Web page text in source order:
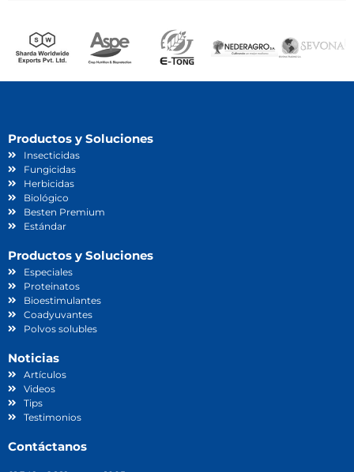
Productos y Soluciones
Insecticidas
Fungicidas
Herbicidas
Biológico
Besten Premium
Estándar
Productos y Soluciones
Especiales
Proteinatos
Bioestimulantes
Coadyuvantes
Polvos solubles
Noticias
Artículos
Videos
Tips
Testimonios
Contáctanos